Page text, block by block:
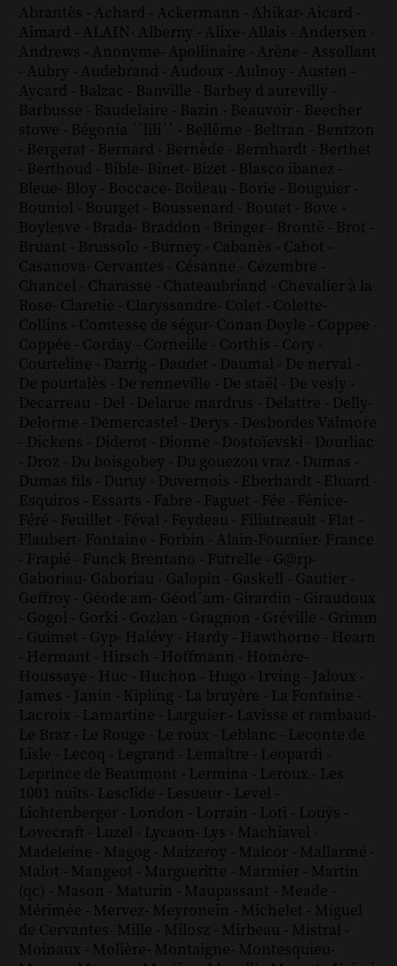
Abrantès - Achard - Ackermann - Ahikar- Aicard -
Aimard - ALAIN- Alberny - Alixe- Allais - Andersen -
Andrews - Anonyme- Apollinaire - Arène - Assollant
- Aubry - Audebrand - Audoux - Aulnoy - Austen -
Aycard - Balzac - Banville - Barbey d aurevilly -
Barbusse - Baudelaire - Bazin - Beauvoir - Beecher
stowe - Bégonia ´´lili´´ - Bellême - Beltran - Bentzon
- Bergerat - Bernard - Bernède - Bernhardt - Berthet
- Berthoud - Bible- Binet- Bizet - Blasco ibanez -
Bleue- Bloy - Boccace- Boileau - Borie - Bouguier -
Bouniol - Bourget - Boussenard - Boutet - Bove -
Boylesve - Brada- Braddon - Bringer - Brontë - Brot -
Bruant - Brussolo - Burney - Cabanès - Cabot -
Casanova- Cervantes - Césanne - Cézembre -
Chancel - Charasse - Chateaubriand - Chevalier à la
Rose- Claretie - Claryssandre- Colet - Colette-
Collins - Comtesse de ségur- Conan Doyle - Coppee -
Coppée - Corday - Corneille - Corthis - Cory -
Courteline - Darrig - Daudet - Daumal - De nerval -
De pourtalès - De renneville - De staël - De vesly -
Decarreau - Del - Delarue mardrus - Delattre - Delly-
Delorme - Demercastel - Derys - Desbordes Valmore
- Dickens - Diderot - Dionne - Dostoïevski - Dourliac
- Droz - Du boisgobey - Du gouezou vraz - Dumas -
Dumas fils - Duruy - Duvernois - Eberhardt - Eluard -
Esquiros - Essarts - Fabre - Faguet - Fée - Fénice-
Féré - Feuillet - Féval - Feydeau - Filiatreault - Flat -
Flaubert- Fontaine - Forbin - Alain-Fournier- France
- Frapié - Funck Brentano - Futrelle - G@rp-
Gaboriau- Gaboriau - Galopin - Gaskell - Gautier -
Geffroy - Géode am- Géod´am- Girardin - Giraudoux
- Gogol - Gorki - Gozlan - Gragnon - Gréville - Grimm
- Guimet - Gyp- Halévy - Hardy - Hawthorne - Hearn
- Hermant - Hirsch - Hoffmann - Homère-
Houssaye - Huc - Huchon - Hugo - Irving - Jaloux -
James - Janin - Kipling - La bruyère - La Fontaine -
Lacroix - Lamartine - Larguier - Lavisse et rambaud-
Le Braz - Le Rouge - Le roux - Leblanc - Leconte de
Lisle - Lecoq - Legrand - Lemaître - Leopardi -
Leprince de Beaumont - Lermina - Leroux - Les
1001 nuits- Lesclide - Lesueur - Level -
Lichtenberger - London - Lorrain - Loti - Louÿs -
Lovecraft - Luzel - Lycaon- Lys - Machiavel -
Madeleine - Magog - Maizeroy - Malcor - Mallarmé -
Malot - Mangeot - Margueritte - Marmier - Martin
(qc) - Mason - Maturin - Maupassant - Meade -
Mérimée - Mervez- Meyronein - Michelet - Miguel
de Cervantes- Mille - Milosz - Mirbeau - Mistral -
Moinaux - Molière- Montaigne- Montesquieu-